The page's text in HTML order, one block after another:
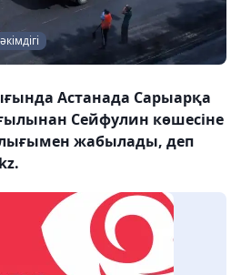
Астанада Сарыарқа
Сейфулин көшесіне
жабылады, деп